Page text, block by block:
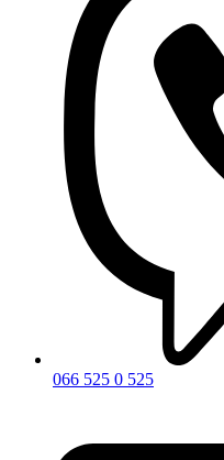
066 525 0 525